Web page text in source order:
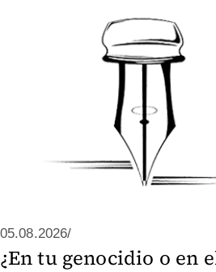
05.08.2026/
¿En tu genocidio o en